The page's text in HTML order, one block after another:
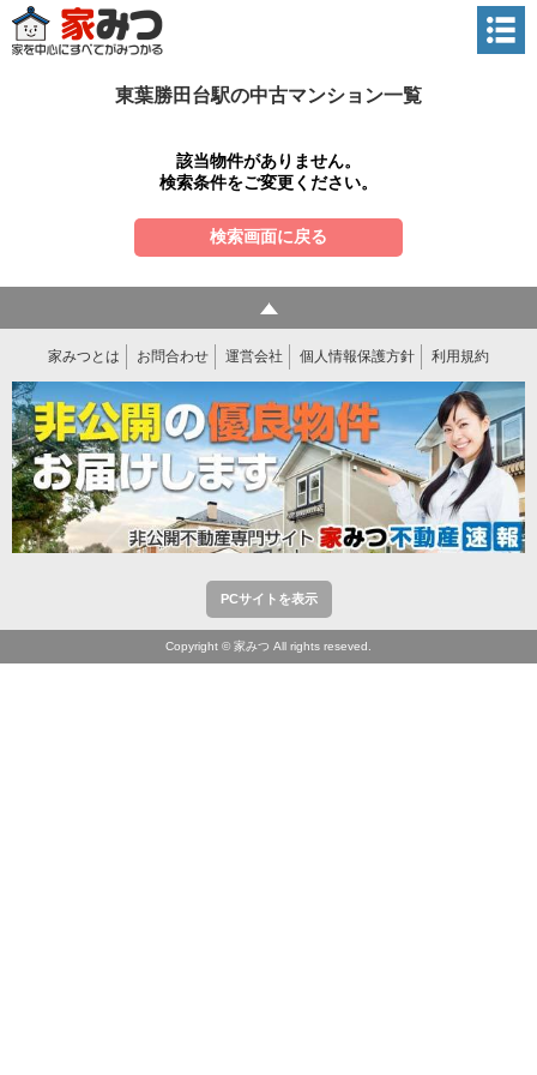
東葉勝田台駅の中古マンション一覧
該当物件がありません。
検索条件をご変更ください。
検索画面に戻る
家みつとは お問合わせ 運営会社 個人情報保護方針 利用規約
PCサイトを表示
Copyright © 家みつ All rights reseved.